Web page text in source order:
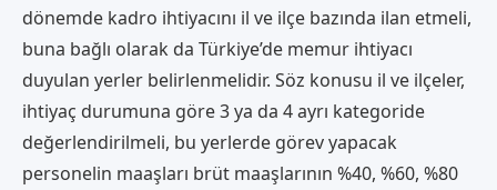
dönemde kadro ihtiyacını il ve ilçe bazında ilan etmeli,
buna bağlı olarak da Türkiye’de memur ihtiyacı
duyulan yerler belirlenmelidir. Söz konusu il ve ilçeler,
ihtiyaç durumuna göre 3 ya da 4 ayrı kategoride
değerlendirilmeli, bu yerlerde görev yapacak
personelin maaşları brüt maaşlarının %40, %60, %80